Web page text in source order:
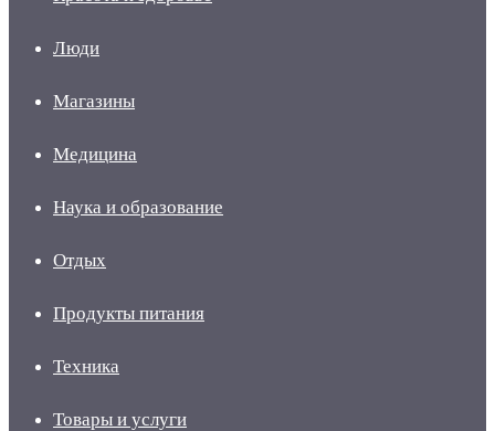
Люди
Магазины
Медицина
Наука и образование
Отдых
Продукты питания
Техника
Товары и услуги